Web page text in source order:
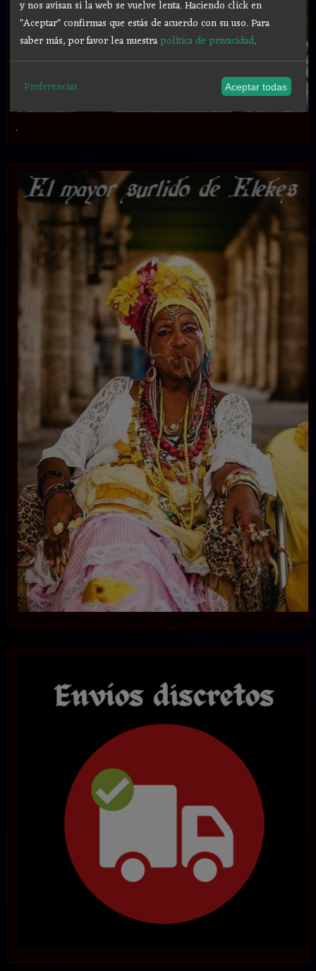
.
y nos avisan si la web se vuelve lenta. Haciendo click en
"Aceptar" confirmas que estás de acuerdo con su uso.Para
saber más, por favor lea nuestrapolítica de privacidad.
Preferencias Aceptar todas